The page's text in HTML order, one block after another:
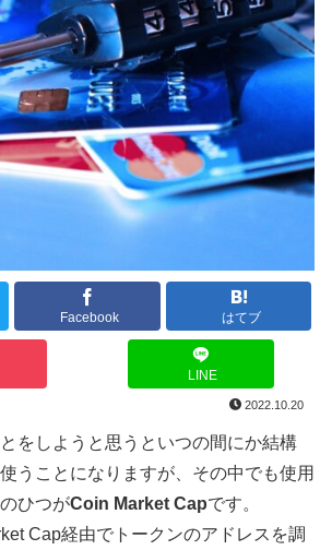
Facebook はてブ
LINE
2022.10.20
をしようと思うといつの間にか結構
うことになりますが、その中でも使用
ひつがCoin Market Capです。
Cap経由でトークンのアドレスを調